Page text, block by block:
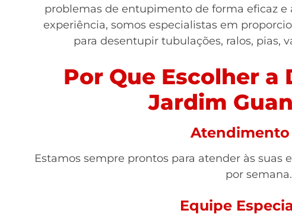
problemas de entupimento de forma eficaz
experiência, somos especialistas em
para desentupir tubulações, ralos, pias,
Por Que Escolher a
Jardim
Atendimento
Estamos sempre prontos para atender às suas
por semana.
Equipe